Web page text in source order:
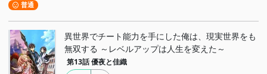
普通
異世界でチート能力を手にした俺は、現実世界をも
無双する ～レベルアップは人生を変えた～
第13話 優夜と佳織